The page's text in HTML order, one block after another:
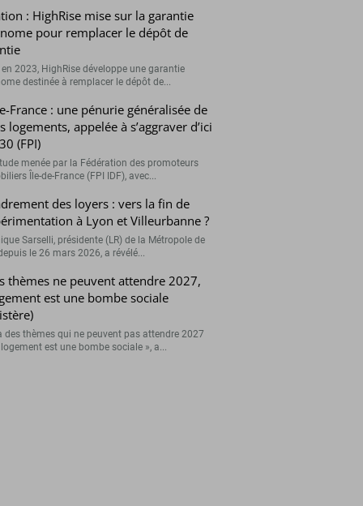
: HighRise mise sur la garantie
pour remplacer le dépôt de
en 2023, HighRise développe une garantie
destinée à remplacer le dépôt de...
France : une pénurie généralisée de
logements, appelée à s’aggraver d’ici
(FPI)
menée par la Fédération des promoteurs
Île-de-France (FPI IDF), avec...
des loyers : vers la fin de
à Lyon et Villeurbanne ?
Sarselli, présidente (LR) de la Métropole de
le 26 mars 2026, a révélé...
thèmes ne peuvent attendre 2027,
est une bombe sociale
des thèmes qui ne peuvent pas attendre 2027
est une bombe sociale », a...